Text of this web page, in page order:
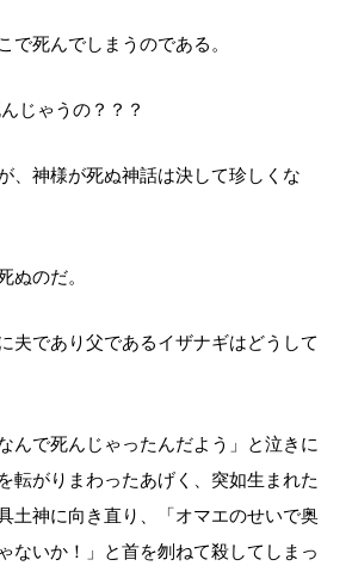
で死んでしまうのである。
じゃうの？？？
、神様が死ぬ神話は決して珍しくな
ぬのだ。
夫であり父であるイザナギはどうして
んで死んじゃったんだよう」と泣きに
転がりまわったあげく、突如生まれた
土神に向き直り、「オマエのせいで奥
ないか！」と首を刎ねて殺してしまっ